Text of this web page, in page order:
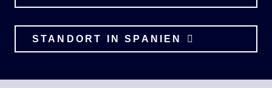
STANDORT IN SPANIEN